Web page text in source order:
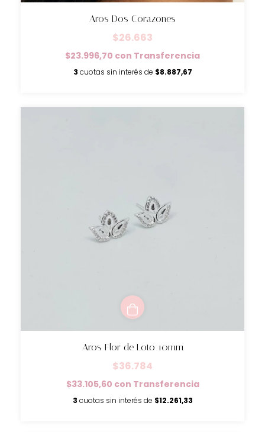
Aros Dos Corazones
$26.663
$23.996,70 con Transferencia
3 cuotas sin interés de $8.887,67
Aros Flor de Loto 10mm
$36.784
$33.105,60 con Transferencia
3 cuotas sin interés de $12.261,33